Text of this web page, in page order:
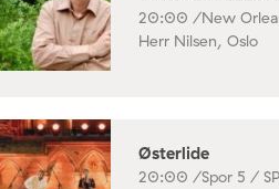
20:00 /New
Herr Nilsen, Oslo
Østerlide
20:00 /Spor 5 /